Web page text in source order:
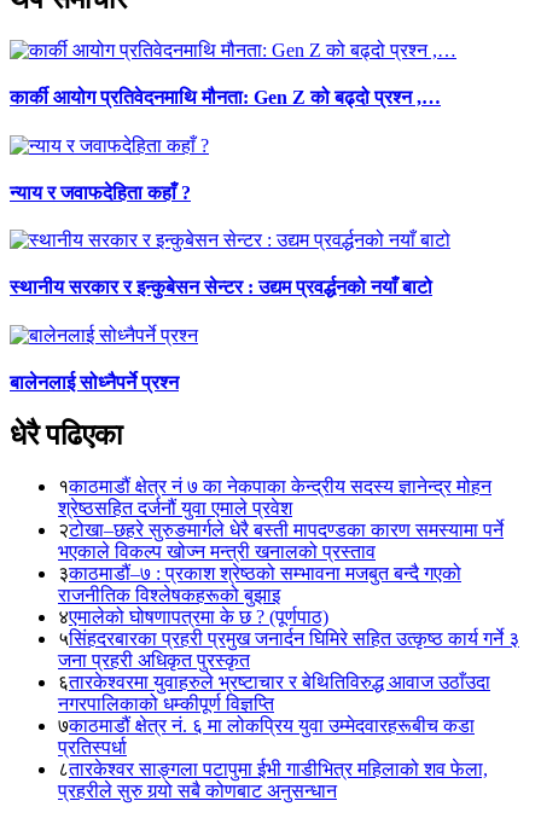
कार्की आयोग प्रतिवेदनमाथि मौनता: Gen Z को बढ्दो प्रश्न ,…
न्याय र जवाफदेहिता कहाँ ?
स्थानीय सरकार र इन्कुबेसन सेन्टर : उद्यम प्रवर्द्धनको नयाँ बाटो
बालेनलाई सोध्नैपर्ने प्रश्न
धेरै पढिएका
१काठमाडौं क्षेत्र नं ७ का नेकपाका केन्द्रीय सदस्य ज्ञानेन्द्र मोहन
श्रेष्ठसहित दर्जनौं युवा एमाले प्रवेश
२टोखा–छहरे सुरुङमार्गले धेरै बस्ती मापदण्डका कारण समस्यामा पर्ने
भएकाले विकल्प खोज्न मन्त्री खनालको प्रस्ताव
३काठमाडौं–७ : प्रकाश श्रेष्ठको सम्भावना मजबुत बन्दै गएको
राजनीतिक विश्लेषकहरूको बुझाइ
४एमालेको घोषणापत्रमा के छ ? (पूर्णपाठ)
५सिंहदरबारका प्रहरी प्रमुख जनार्दन घिमिरे सहित उत्कृष्ठ कार्य गर्ने ३
जना प्रहरी अधिकृत पुरस्कृत
६तारकेश्वरमा युवाहरुले भ्रष्टाचार र बेथितिविरुद्ध आवाज उठाँउदा
नगरपालिकाको धम्कीपूर्ण विज्ञप्ति
७काठमाडौं क्षेत्र नं. ६ मा लोकप्रिय युवा उम्मेदवारहरूबीच कडा
प्रतिस्पर्धा
८तारकेश्वर साङ्गला पटापुमा ईभी गाडीभित्र महिलाको शव फेला,
प्रहरीले सुरु गर्‍यो सबै कोणबाट अनुसन्धान